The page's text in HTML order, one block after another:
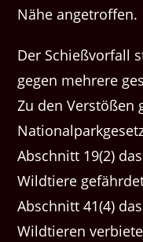
Nähe angetroffen.
Der Schießvorfall
gegen mehrere
Zu den Verstößen
Abschnitt 19(2)
Wildtiere
Abschnitt 41(4)
Wildtieren